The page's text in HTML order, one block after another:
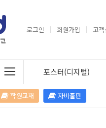
로그인 회원가입 고
포스터(디지털)
학원교재 자비출판